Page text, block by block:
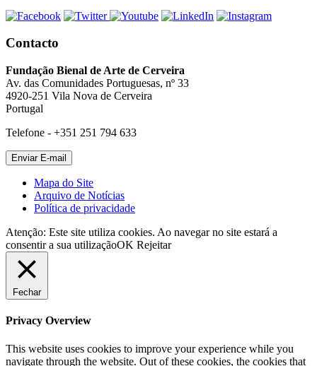
Contacto
Fundação Bienal de Arte de Cerveira
Av. das Comunidades Portuguesas, nº 33
4920-251 Vila Nova de Cerveira
Portugal
Telefone - +351 251 794 633
Mapa do Site
Arquivo de Notícias
Política de privacidade
Atenção: Este site utiliza cookies. Ao navegar no site estará a
consentir a sua utilizaçãoOK Rejeitar
Fechar
Privacy Overview
This website uses cookies to improve your experience while you
navigate through the website. Out of these cookies, the cookies that